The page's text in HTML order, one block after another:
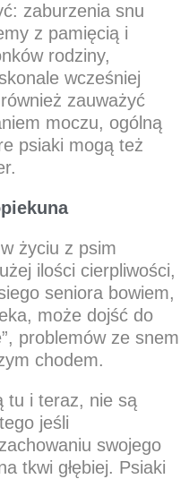
zaburzenia snu
z pamięcią i
rodziny,
wcześniej
zauważyć
moczu, ogólną
psiaki mogą też
życiu z psim
ilości cierpliwości,
seniora bowiem,
może dojść do
problemów ze snem
chodem.
tu i teraz, nie są
jeśli
swojego
tkwi głębiej. Psiaki